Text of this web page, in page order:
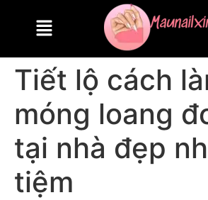
Tiết lộ cách
móng loang
tại nhà đẹp
tiệm